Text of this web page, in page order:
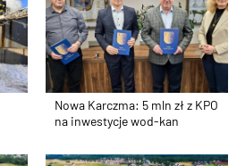
Nowa Karczma: 5 mln zł z KPO
na inwestycje wod-kan